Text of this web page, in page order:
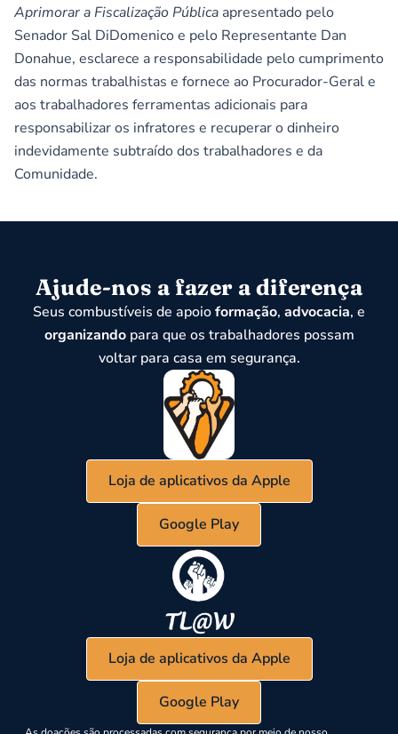
Aprimorar a Fiscalização Pública apresentado pelo
Senador Sal DiDomenico e pelo Representante Dan
Donahue, esclarece a responsabilidade pelo cumprimento
das normas trabalhistas e fornece ao Procurador-Geral e
aos trabalhadores ferramentas adicionais para
responsabilizar os infratores e recuperar o dinheiro
indevidamente subtraído dos trabalhadores e da
Comunidade.
Ajude-nos a fazer a diferença
Seus combustíveis de apoioformação, advocacia, e
organizandopara que os trabalhadores possam
voltar para casa em segurança.
Loja de aplicativos da Apple
Google Play
Loja de aplicativos da Apple
Google Play